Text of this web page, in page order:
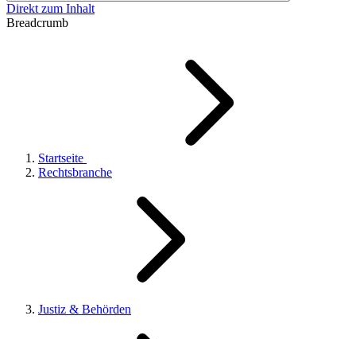
Direkt zum Inhalt
Breadcrumb
Startseite
Rechtsbranche
Justiz & Behörden